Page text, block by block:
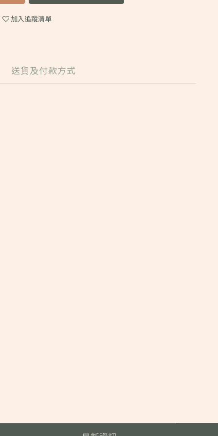
加入追蹤清單
送貨及付款方式